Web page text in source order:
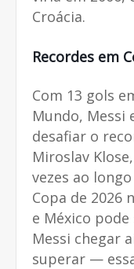
Croácia.
Recordes em
Com 13 gols
Mundo, Messi
desafiar o
Miroslav
vezes ao
Copa de 2026
e México
Messi chegar
superar —